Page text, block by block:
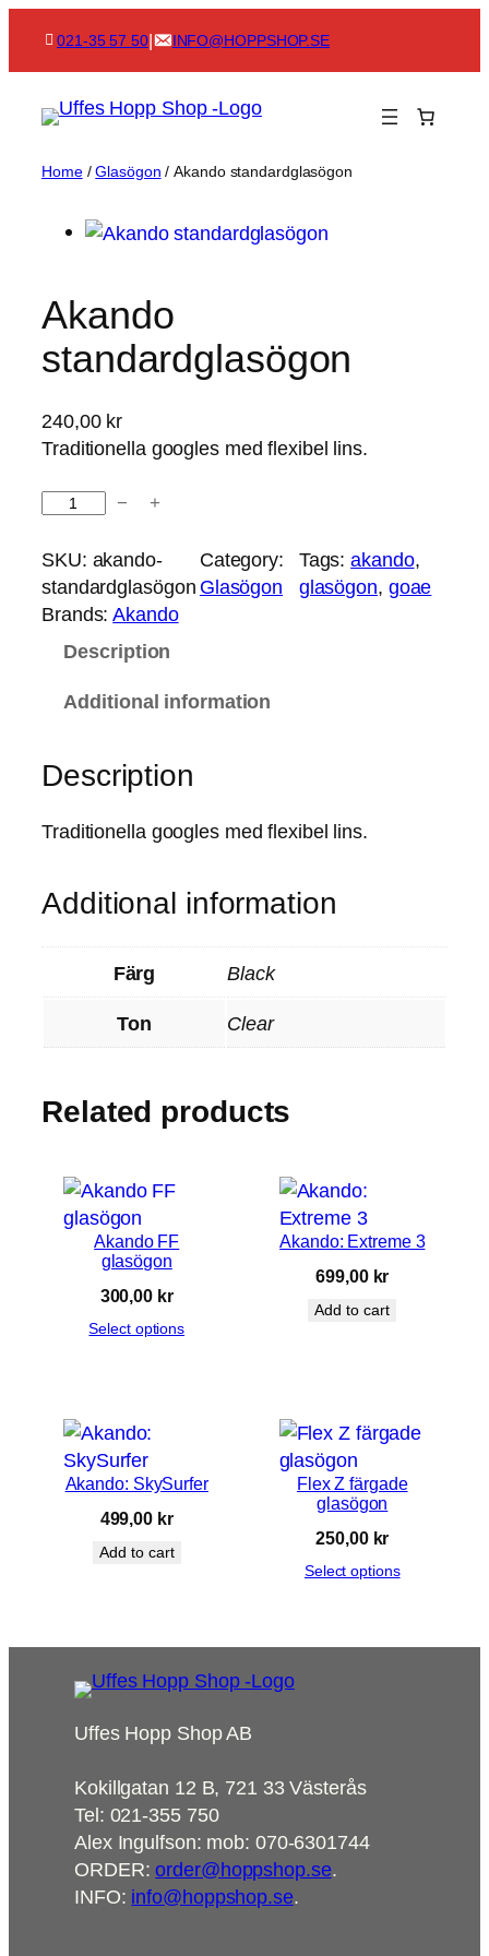
content
021-35 57 50| INFO@HOPPSHOP.SE
Home/Glasögon / Akando standardglasögon
Akando
standardglasögon
240,00 kr
Traditionella googles med flexibel lins.
a
n
d
r
l
a
ö
o
q
− +
SKU: akando-
standardglasögon
Category:
Glasögon
Tags:akando
glasögon, goae
Brands:Akando
Description
Additional information
Description
Traditionella googles med flexibel lins.
Additional information
Färg Black
Ton Clear
Related products
Akando FF
glasögon
300,00 kr
Select options
Akando: Extreme 3
699,00 kr
Add to cart
Akando: SkySurfer
499,00 kr
Add to cart
Flex Z färgade
glasögon
250,00 kr
Select options
Uffes Hopp Shop AB
Kokillgatan 12 B, 721 33 Västerås
Tel: 021-355 750
Alex Ingulfson: mob: 070-6301744
ORDER:order@hoppshop.se.
INFO: info@hoppshop.se.